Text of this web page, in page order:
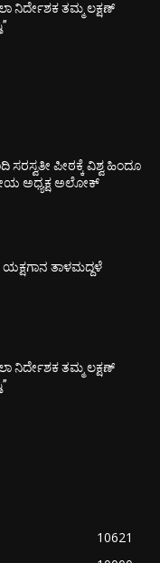
ನಿರ್ದೇಶಕ ತಮ್ಮ ಲಕ್ಷಣ್
ಸರಸ್ವತೀ ಪೀಠಕ್ಕೆ ವಿಶ್ವ ಹಿಂದೂ
ಅಧ್ಯಕ್ಷ ಅಲೋಕ್
ತಾಳಮದ್ದಳೆ
ನಿರ್ದೇಶಕ ತಮ್ಮ ಲಕ್ಷಣ್
10621